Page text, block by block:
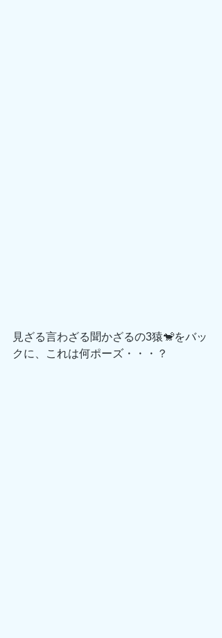
見ざる言わざる聞かざるの3猿🐒をバッ
クに、これは何ポーズ・・・？